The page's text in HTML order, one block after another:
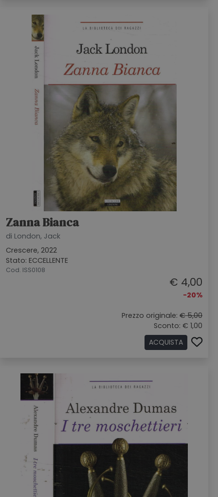
Zanna Bianca
di London, Jack
Crescere, 2022
Stato: ECCELLENTE
Cod. ISS0108
€ 4,00
-20%
Prezzo originale: € 5,00
Sconto: € 1,00
ACQUISTA